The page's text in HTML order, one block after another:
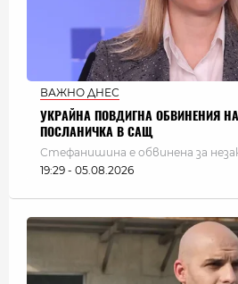
ВАЖНО ДНЕС
УКРАЙНА ПОВДИГНА ОБВИНЕНИЯ
ПОСЛАНИЧКА В САЩ
Стефанишина е обвинена за
19:29 - 05.08.2026